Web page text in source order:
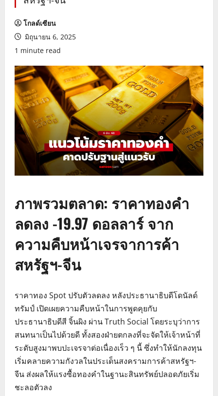
โกลด์เซียน
มิถุนายน 6, 2025
1 minute read
ภาพรวมตลาด: ราคาทองคำ
ลดลง -19.97 ดอลลาร์ จาก
ความคืบหน้าเจรจาการค้า
สหรัฐฯ-จีน
ราคาทอง Spot ปรับตัวลดลง หลังประธานาธิบดีโดนัลด์
ทรัมป์ เปิดเผยความคืบหน้าในการพูดคุยกับ
ประธานาธิบดีสี จิ้นผิง ผ่าน Truth Social โดยระบุว่าการ
สนทนาเป็นไปด้วยดี ทั้งสองฝ่ายตกลงที่จะจัดให้เจ้าหน้าที่
ระดับสูงมาพบปะเจรจาต่อเนื่องเร็ว ๆ นี้ ซึ่งทำให้นักลงทุน
เริ่มคลายความกังวลในประเด็นสงครามการค้าสหรัฐฯ-
จีน ส่งผลให้แรงซื้อทองคำในฐานะสินทรัพย์ปลอดภัยเริ่ม
ชะลอตัวลง